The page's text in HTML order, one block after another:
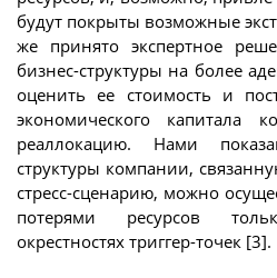
будут покрыты возможные
же принято экспертное
бизнес-структуры на более
оценить ее стоимость и
экономического капитала
реаллокацию. Нами
структуры компании,
стресс-сценарию, можно
потерями ресурсов
окрестностях триггер-точек [3].